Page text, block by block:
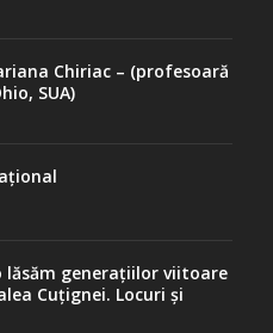
Chiriac – (profesoară
SUA)
lăsăm generațiilor viitoare
Cuțignei. Locuri și